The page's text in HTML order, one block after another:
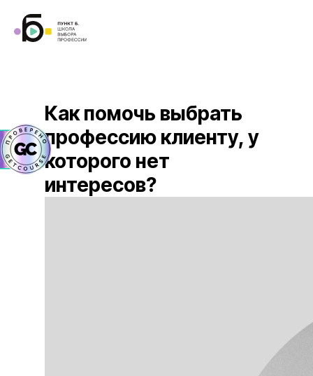
Как помочь выбрать
профессию клиенту, у
которого нет
интересов?